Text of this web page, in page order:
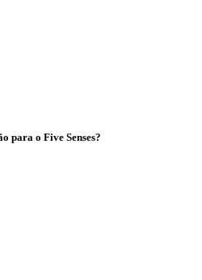
para o Five Senses?